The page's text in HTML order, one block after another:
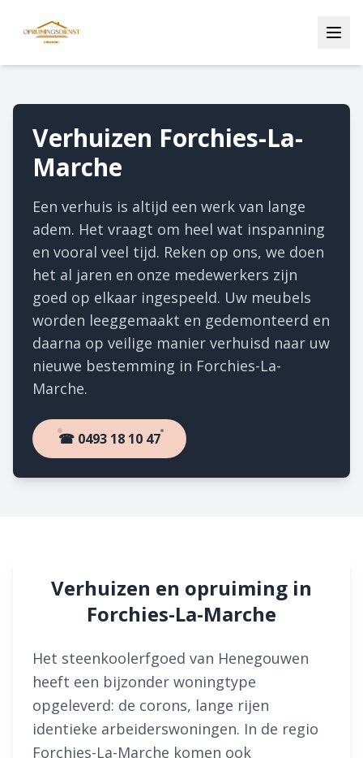
Verhuizen Forchies-La-
Marche
Een verhuis is altijd een werk van lange
adem. Het vraagt om heel wat inspanning
en vooral veel tijd. Reken op ons, we doen
het al jaren en onze medewerkers zijn
goed op elkaar ingespeeld. Uw meubels
worden leeggemaakt en gedemonteerd en
daarna op veilige manier verhuisd naar uw
nieuwe bestemming in Forchies-La-
Marche.
☎ 0493 18 10 47
Verhuizen en opruiming in
Forchies-La-Marche
Het steenkoolerfgoed van Henegouwen
heeft een bijzonder woningtype
opgeleverd: de corons, lange rijen
identieke arbeiderswoningen. In de regio
Forchies-La-Marche komen ook